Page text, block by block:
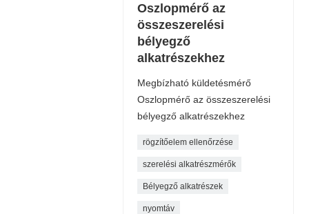
Oszlopmérő az
összeszerelési
bélyegző
alkatrészekhez
Megbízható küldetésmérő
Oszlopmérő az összeszerelési
bélyegző alkatrészekhez
rögzítőelem ellenőrzése
szerelési alkatrészmérők
Bélyegző alkatrészek
nyomtáv